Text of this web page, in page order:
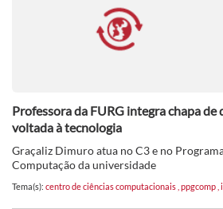
Professora da FURG integra chapa
voltada à tecnologia
Graçaliz Dimuro atua no C3 e no
Computação da universidade
Tema(s): centro de ciências computacionais ppgcomp